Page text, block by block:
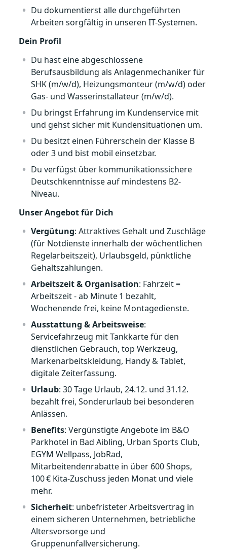
Du dokumentierst alle durchgeführten
Arbeiten sorgfältig in unseren IT-Systemen.
Dein Profil
Du hast eine abgeschlossene
Berufsausbildung als Anlagenmechaniker für
SHK (m/w/d), Heizungsmonteur (m/w/d) oder
Gas- und Wasserinstallateur (m/w/d).
Du bringst Erfahrung im Kundenservice mit
und gehst sicher mit Kundensituationen um.
Du besitzt einen Führerschein der Klasse B
oder 3 und bist mobil einsetzbar.
Du verfügst über kommunikationssichere
Deutschkenntnisse auf mindestens B2-
Niveau.
Unser Angebot für Dich
Vergütung: Attraktives Gehalt und Zuschläge
(für Notdienste innerhalb der wöchentlichen
Regelarbeitszeit), Urlaubsgeld, pünktliche
Gehaltszahlungen.
Arbeitszeit & Organisation: Fahrzeit =
Arbeitszeit - ab Minute 1 bezahlt,
Wochenende frei, keine Montagedienste.
Ausstattung & Arbeitsweise:
Servicefahrzeug mit Tankkarte für den
dienstlichen Gebrauch, top Werkzeug,
Markenarbeitskleidung, Handy & Tablet,
digitale Zeiterfassung.
Urlaub: 30 Tage Urlaub, 24.12. und 31.12.
bezahlt frei, Sonderurlaub bei besonderen
Anlässen.
Benefits: Vergünstigte Angebote im B&O
Parkhotel in Bad Aibling, Urban Sports Club,
EGYM Wellpass, JobRad,
Mitarbeitendenrabatte in über 600 Shops,
100 € Kita‑Zuschuss jeden Monat und viele
mehr.
Sicherheit: unbefristeter Arbeitsvertrag in
einem sicheren Unternehmen, betriebliche
Altersvorsorge und
Gruppenunfallversicherung.